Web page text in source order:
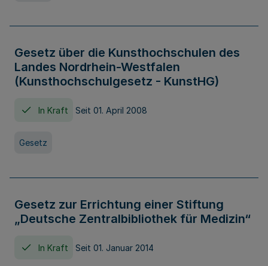
Gesetz über die Kunsthochschulen des
Landes Nordrhein-Westfalen
(Kunsthochschulgesetz - KunstHG)
In Kraft Seit 01. April 2008
Gesetz
Gesetz zur Errichtung einer Stiftung
„Deutsche Zentralbibliothek für Medizin“
In Kraft Seit 01. Januar 2014